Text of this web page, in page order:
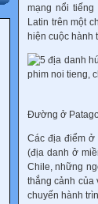
mạng nổi tiếng
Latin trên một
hiện cuộc hành
Đường ở
Các địa điểm ở
(địa danh ở
Chile, những
thắng cảnh của
chuyến hành